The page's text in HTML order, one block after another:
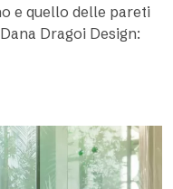
e quello delle pareti
Dragoi Design: